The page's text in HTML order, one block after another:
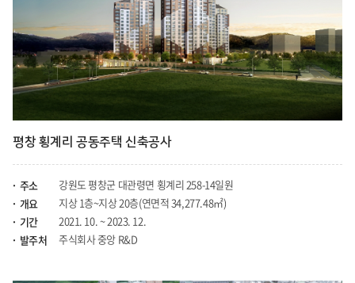
평창 횡계리 공동주택 신축공사
주소
강원도 평창군 대관령면 횡계리 258-14일원
개요
지상 1층~지상 20층(연면적 34,277.48㎡)
기간
2021. 10. ~ 2023. 12.
발주처
주식회사 중앙 R&D